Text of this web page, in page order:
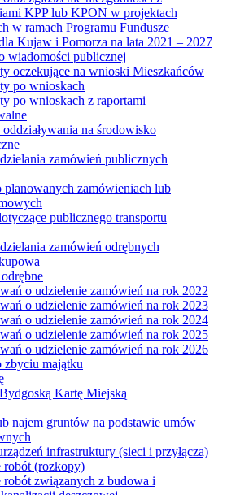
KPP lub KPON w projektach
w ramach Programu Fundusze
Kujaw i Pomorza na lata 2021 – 2027
wiadomości publicznej
oczekujące na wnioski Mieszkańców
po wnioskach
po wnioskach z raportami
oddziaływania na środowisko
zamówień publicznych
planowanych zamówieniach lub
publicznego transportu
zamówień odrębnych
o udzielenie zamówień na rok 2022
o udzielenie zamówień na rok 2023
o udzielenie zamówień na rok 2024
o udzielenie zamówień na rok 2025
o udzielenie zamówień na rok 2026
zbyciu majątku
Kartę Miejską
najem gruntów na podstawie umów
infrastruktury (sieci i przyłącza)
robót (rozkopy)
robót związanych z budowa i